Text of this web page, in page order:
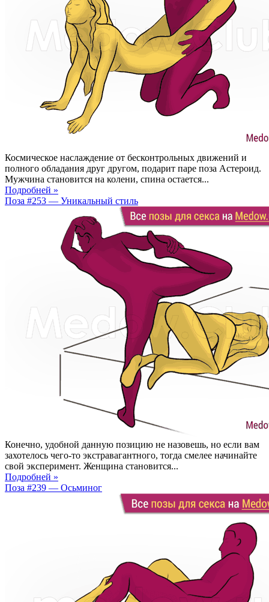
Космическое наслаждение от бесконтрольных движений и
полного обладания друг другом, подарит паре поза Астероид.
Мужчина становится на колени, спина остается...
Подробней »
Поза #253 — Уникальный стиль
Конечно, удобной данную позицию не назовешь, но если вам
захотелось чего-то экстравагантного, тогда смелее начинайте
свой эксперимент. Женщина становится...
Подробней »
Поза #239 — Осьминог